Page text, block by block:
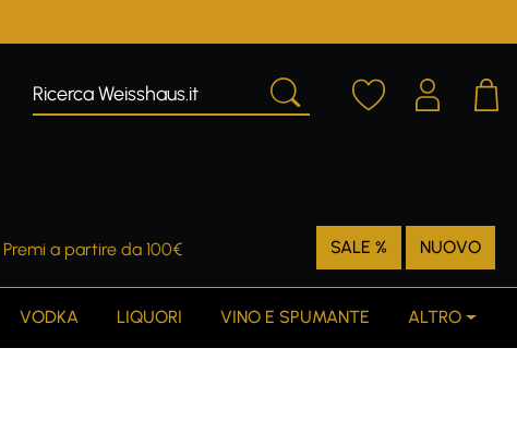
Premi a partire da 100€ SALE % NUOVO
VODKA LIQUORI VINO E SPUMANTE ALTRO